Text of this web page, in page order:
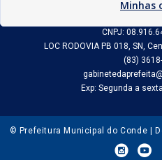
CNPJ:
LOC RODOVIA PB 018, SN,
(83)
Exp: Segunda a
© Prefeitura Municipal do Conde |
Minhas